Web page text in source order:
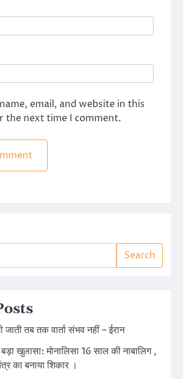
email, and website in this
the next time I comment.
Search
जाती तब तक वार्ता संभव नहीं – ईरान
खुलासा: मोनालिसा 16 साल की नाबालिग ,
का बनाया शिकार ।